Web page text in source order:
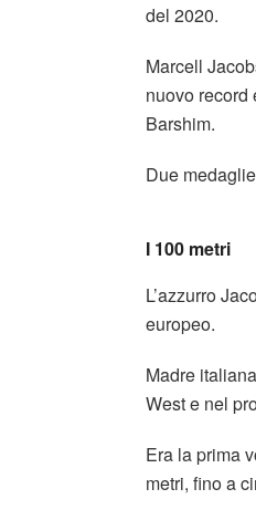
del 2020.
Marcell
nuovo record
Barshim.
Due
I 100 metri
L’azzurro
europeo.
Madre
West e nel
Era la prima
metri, fino a